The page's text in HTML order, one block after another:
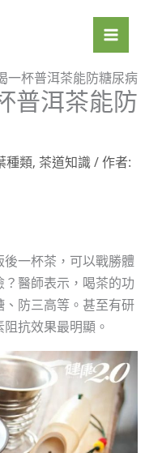
一杯普洱茶能防糖尿病
普洱茶能防
種類, 茶道知識/ 作者:
一杯茶，可以戰勝體
醫師表示，喝茶的功
防三高等。甚至有研
抗效果最明顯。